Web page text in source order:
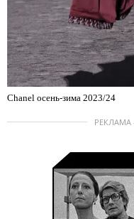
Chanel осень-зима 2023/24